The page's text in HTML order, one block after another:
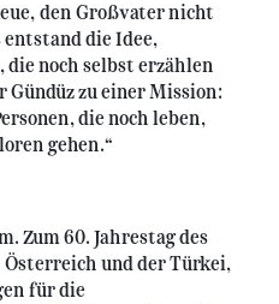
den Großvater nicht
entstand die Idee,
die noch selbst erzählen
Gündüz zu einer Mission:
die noch leben,
gehen.“
Zum 60. Jahrestag des
Österreich und der Türkei,
für die